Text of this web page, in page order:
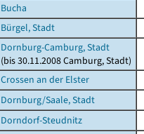
Bucha
Bürgel, Stadt
Dornburg-Camburg, Stadt
(bis 30.11.2008 Camburg, Stadt)
Crossen an der Elster
Dornburg/Saale, Stadt
Dorndorf-Steudnitz